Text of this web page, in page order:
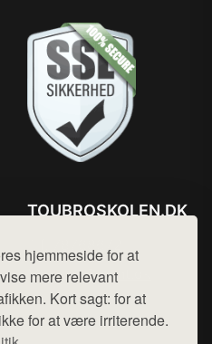
hjemmeside for at
mere relevant
Kort sagt: for at
for at være irriterende.
TOUBROSKOLEN.DK
Mail: hej@want.dk
Cookie- og privatlivspolitik